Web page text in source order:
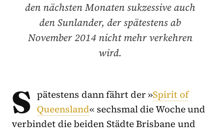
den nächsten Monaten sukzessive auch
den Sunlander, der spätestens ab
November 2014 nicht mehr verkehren
wird.
S pätestens dann fährt der »Spirit of
Queensland« sechsmal die Woche und
verbindet die beiden Städte Brisbane und